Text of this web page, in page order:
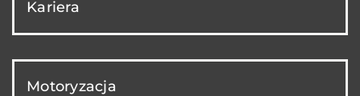
Kariera
Motoryzacja